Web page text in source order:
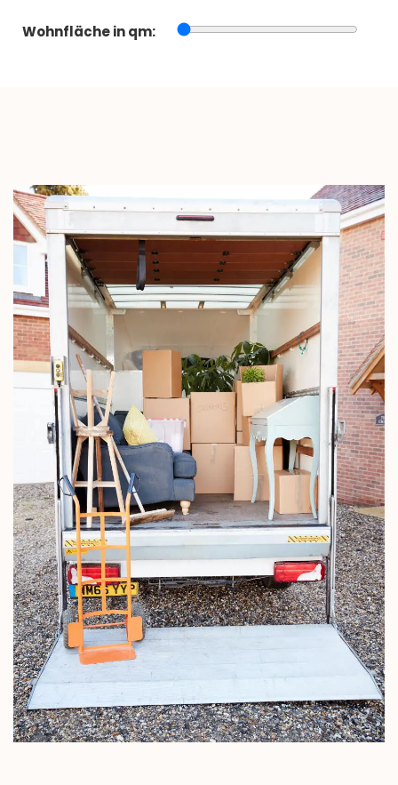
Wohnfläche in qm: